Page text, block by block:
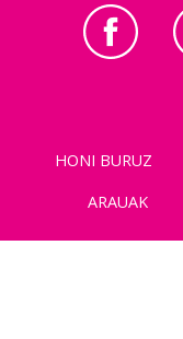
HONI BURUZ
ARAUAK